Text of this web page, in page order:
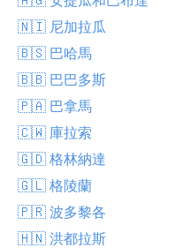
🇳🇮 尼加拉瓜
🇧🇸 巴哈馬
🇧🇧 巴巴多斯
🇵🇦 巴拿馬
🇨🇼 庫拉索
🇬🇩 格林納達
🇬🇱 格陵蘭
🇵🇷 波多黎各
🇭🇳 洪都拉斯